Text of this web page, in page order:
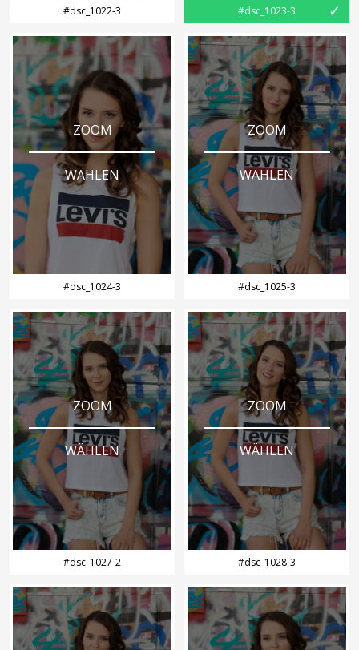
#dsc_1022-3 ✓
#dsc_1023-3
ZOOM
WÄHLEN
#dsc_1024-3
ZOOM
WÄHLEN
#dsc_1025-3
ZOOM
WÄHLEN
#dsc_1027-2
ZOOM
WÄHLEN
#dsc_1028-3